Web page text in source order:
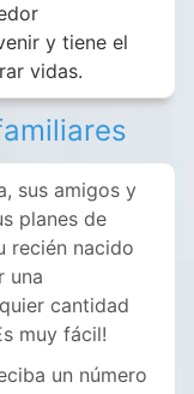
y tiene el
vidas.
sus amigos y
planes de
recién nacido
una
cantidad
muy fácil!
un número